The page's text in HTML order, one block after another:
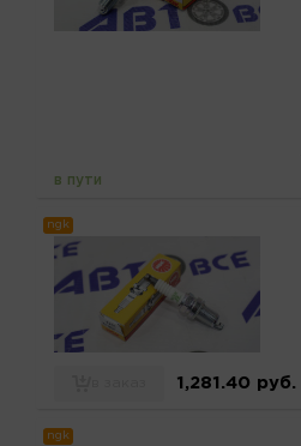
в пути
ngk
1,281.40 руб.
ngk